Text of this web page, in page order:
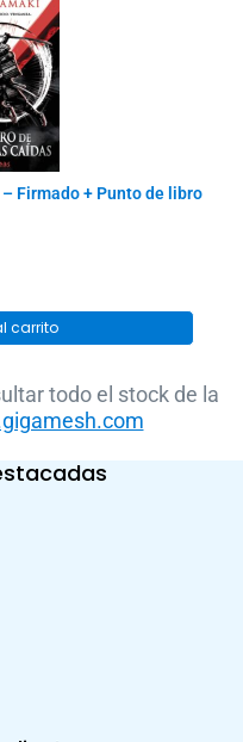
Firmado + Punto de libro
carrito
todo el stock de la